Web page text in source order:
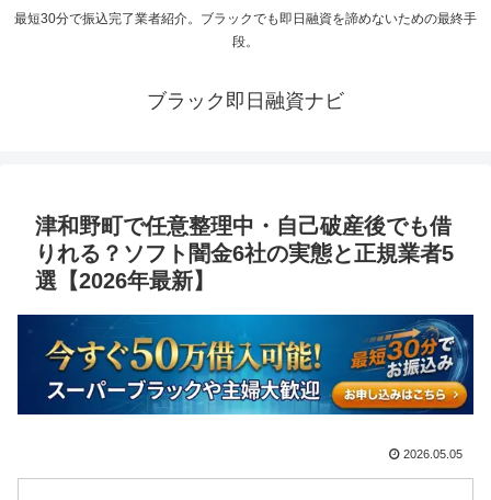
最短30分で振込完了業者紹介。ブラックでも即日融資を諦めないための最終手
段。
ブラック即日融資ナビ
津和野町で任意整理中・自己破産後でも借
りれる？ソフト闇金6社の実態と正規業者5
選【2026年最新】
2026.05.05